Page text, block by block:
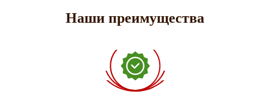
Наши преимущества